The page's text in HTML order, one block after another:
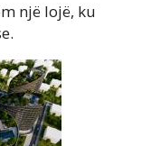
një lojë, ku